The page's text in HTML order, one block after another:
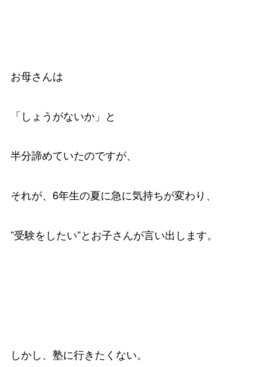
お母さんは
「しょうがないか」と
半分諦めていたのですが、
それが、6年生の夏に急に気持ちが変わり、
”受験をしたい”とお子さんが言い出します。
しかし、塾に行きたくない。